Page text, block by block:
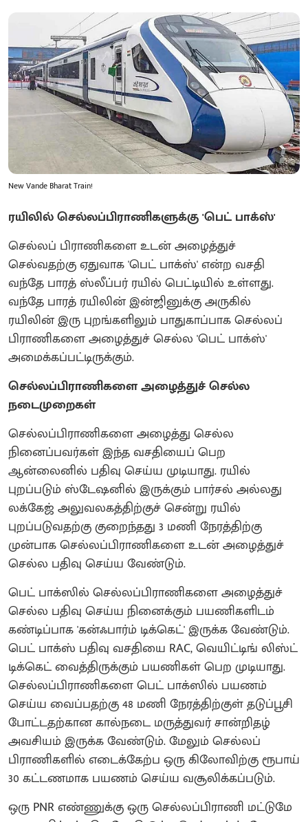
New Vande Bharat Train!
ரயிலில் செல்லப்பிராணிகளுக்கு 'பெட் பாக்ஸ்'
செல்லப் பிராணிகளை உடன் அழைத்துச்
செல்வதற்கு ஏதுவாக 'பெட் பாக்ஸ்' என்ற வசதி
வந்தே பாரத் ஸ்லீப்பர் ரயில் பெட்டியில் உள்ளது.
வந்தே பாரத் ரயிலின் இன்ஜினுக்கு அருகில்
ரயிலின் இரு புறங்களிலும் பாதுகாப்பாக செல்லப்
பிராணிகளை அழைத்துச் செல்ல 'பெட் பாக்ஸ்'
அமைக்கப்பட்டிருக்கும்.
செல்லப்பிராணிகளை அழைத்துச் செல்ல
நடைமுறைகள்
செல்லப்பிராணிகளை அழைத்து செல்ல
நினைப்பவர்கள் இந்த வசதியைப் பெற
ஆன்லைனில் பதிவு செய்ய முடியாது. ரயில்
புறப்படும் ஸ்டேஷனில் இருக்கும் பார்சல் அல்லது
லக்கேஜ் அலுவலகத்திற்குச் சென்று ரயில்
புறப்படுவதற்கு குறைந்தது 3 மணி நேரத்திற்கு
முன்பாக செல்லப்பிராணிகளை உடன் அழைத்துச்
செல்ல பதிவு செய்ய வேண்டும்.
பெட் பாக்ஸில் செல்லப்பிராணிகளை அழைத்துச்
செல்ல பதிவு செய்ய நினைக்கும் பயணிகளிடம்
கண்டிப்பாக 'கன்ஃபார்ம் டிக்கெட்' இருக்க வேண்டும்.
பெட் பாக்ஸ் பதிவு வசதியை RAC, வெயிட்டிங் லிஸ்ட்
டிக்கெட் வைத்திருக்கும் பயணிகள் பெற முடியாது.
செல்லப்பிராணிகளை பெட் பாக்ஸில் பயணம்
செய்ய வைப்பதற்கு 48 மணி நேரத்திற்குள் தடுப்பூசி
போட்டதற்கான கால்நடை மருத்துவர் சான்றிதழ்
அவசியம் இருக்க வேண்டும். மேலும் செல்லப்
பிராணிகளில் எடைக்கேற்ப ஒரு கிலோவிற்கு ரூபாய்
30 கட்டணமாக பயணம் செய்ய வசூலிக்கப்படும்.
ஒரு PNR எண்ணுக்கு ஒரு செல்லப்பிராணி மட்டுமே